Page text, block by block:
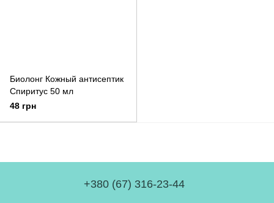
Биолонг Кожный антисептик
Спиритус 50 мл
48 грн
+380 (67) 316-23-44